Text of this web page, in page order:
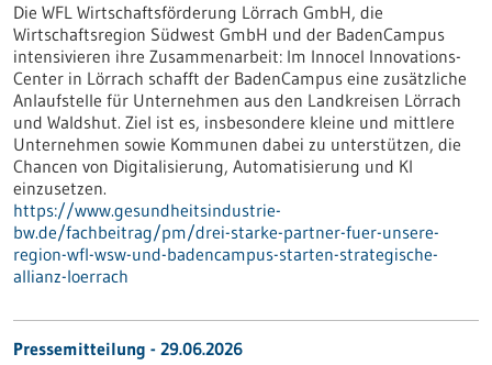
Die WFL Wirtschaftsförderung Lörrach GmbH, die
Wirtschaftsregion Südwest GmbH und der BadenCampus
intensivieren ihre Zusammenarbeit: Im Innocel Innovations-
Center in Lörrach schafft der BadenCampus eine zusätzliche
Anlaufstelle für Unternehmen aus den Landkreisen Lörrach
und Waldshut. Ziel ist es, insbesondere kleine und mittlere
Unternehmen sowie Kommunen dabei zu unterstützen, die
Chancen von Digitalisierung, Automatisierung und KI
einzusetzen.
https://www.gesundheitsindustrie-
bw.de/fachbeitrag/pm/drei-starke-partner-fuer-unsere-
region-wfl-wsw-und-badencampus-starten-strategische-
allianz-loerrach
Pressemitteilung - 29.06.2026